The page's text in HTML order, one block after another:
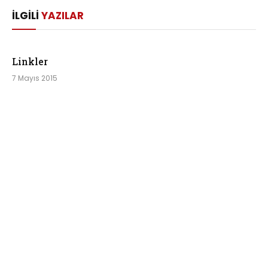
İLGILI YAZILAR
Linkler
7 Mayıs 2015